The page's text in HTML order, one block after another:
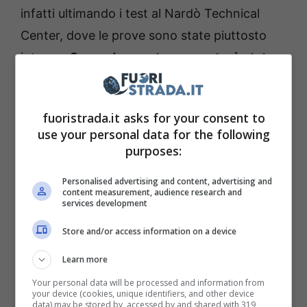
infatti ultimando i test al Nardò Technical
Center, dove le prove sono state piuttosto
intense.Secondo quanto reso noto, è stata
toccata la fatidica velocità massima di 333
, un numero non casuale, che omaggia il
nome della vettura.
fuoristrada.it asks for your consent to
use your personal data for the following
purposes:
Personalised advertising and content, advertising and
content measurement, audience research and
services development
Store and/or access information on a device
Learn more
Your personal data will be processed and information from
your device (cookies, unique identifiers, and other device
data) may be stored by, accessed by and shared with 319